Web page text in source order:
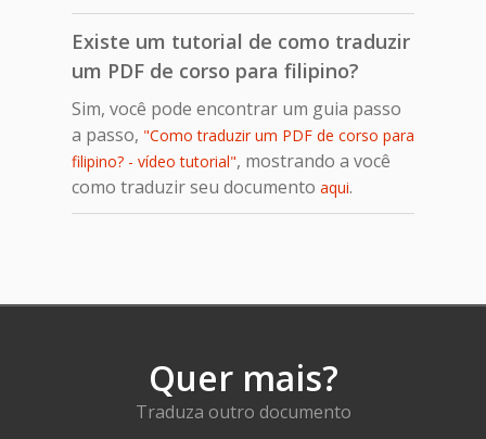
Existe um tutorial de como traduzir
um PDF de corso para filipino?
Sim, você pode encontrar um guia passo
a passo, "Como traduzir um PDF de corso para
filipino? - vídeo tutorial", mostrando a você
como traduzir seu documento aqui.
Quer mais?
Traduza outro documento